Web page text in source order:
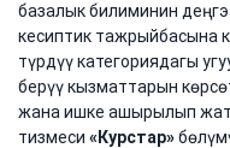
базалык билиминин
кесиптик тажрыйбасына
түрдүү категориядагы
берүү кызматтарын
жана ишке ашырылып
тизмеси «Курстар»